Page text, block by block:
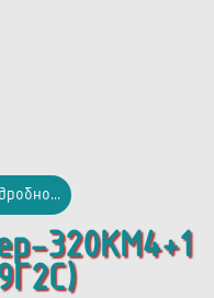
320КМ4+1